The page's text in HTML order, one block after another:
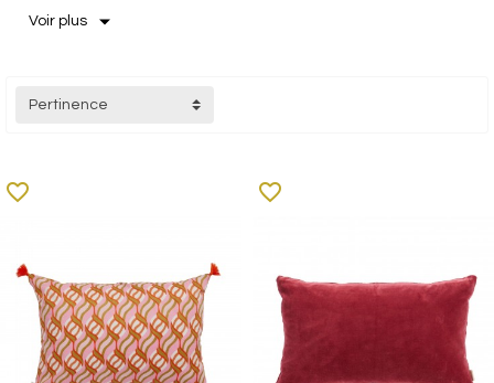
Voir plus
Pertinence
favorite_border favorite_border